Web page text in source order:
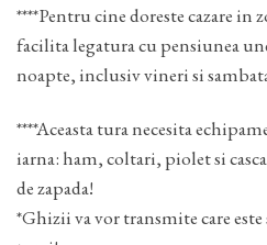
****Pentru cine doreste cazare
facilita legatura cu pensiunea
noapte, inclusiv vineri si
****Aceasta tura necesita
iarna: ham, coltari, piolet si
de zapada!
*Ghizii va vor transmite care